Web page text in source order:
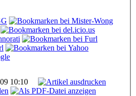
09 10:10